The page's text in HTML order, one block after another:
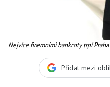
Nejvíce firemními bankroty trpí
Přidat mezi